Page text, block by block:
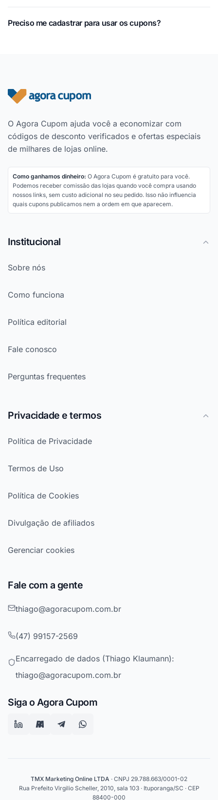
Preciso me cadastrar para usar os cupons?
Rodapé do site
O Agora Cupom ajuda você a economizar com
códigos de desconto verificados e ofertas especiais
de milhares de lojas online.
Como ganhamos dinheiro: O Agora Cupom é gratuito para você.
Podemos receber comissão das lojas quando você compra usando
nossos links, sem custo adicional no seu pedido. Isso não influencia
quais cupons publicamos nem a ordem em que aparecem.
Institucional
Sobre nós
Como funciona
Política editorial
Fale conosco
Perguntas frequentes
Privacidade e termos
Política de Privacidade
Termos de Uso
Política de Cookies
Divulgação de afiliados
Gerenciar cookies
Fale com a gente
thiago@agoracupom.com.br
(47) 99157-2569
Encarregado de dados (Thiago Klaumann):
thiago@agoracupom.com.br
Siga o Agora Cupom
TMX Marketing Online LTDA · CNPJ 29.788.663/0001-02
Rua Prefeito Virgilio Scheller, 2010, sala 103 · Ituporanga/SC · CEP
88400-000